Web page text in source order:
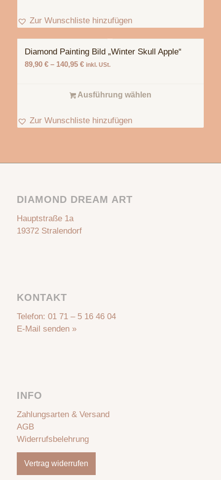
Zur Wunschliste hinzufügen
Diamond Painting Bild „Winter Skull Apple“
89,90 €– 140,95 € inkl. USt.
Ausführung wählen
Zur Wunschliste hinzufügen
DIAMOND DREAM ART
Hauptstraße 1a
19372 Stralendorf
KONTAKT
Telefon: 01 71 – 5 16 46 04
E-Mail senden »
INFO
Zahlungsarten & Versand
AGB
Widerrufsbelehrung
Vertrag widerrufen